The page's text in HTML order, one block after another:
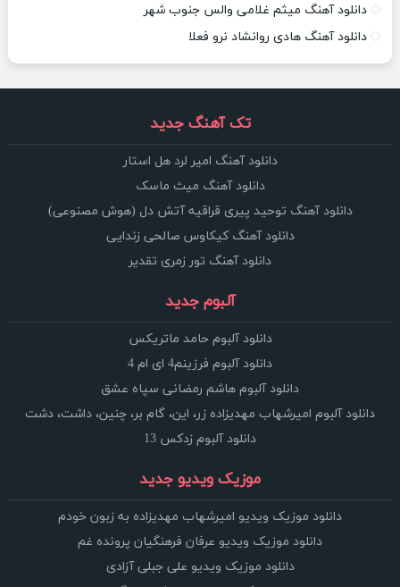
دانلود آهنگ میثم غلامی والس جنوب شهر
دانلود آهنگ هادی روانشاد نرو فعلا
تک آهنگ جدید
دانلود آهنگ امیر لرد هل استار
دانلود آهنگ میث ماسک
دانلود آهنگ توحید پیری قراقیه آتش دل (هوش مصنوعی)
دانلود آهنگ کیکاوس صالحی زندایی
دانلود آهنگ تور زمری تقدیر
آلبوم جدید
دانلود آلبوم حامد ماتریکس
دانلود آلبوم فرزینم4 ای ام 4
دانلود آلبوم هاشم رمضانی سپاه عشق
دانلود آلبوم امیرشهاب مهدیزاده زر، این، گام بر، چنین، داشت، دشت
دانلود آلبوم زدکس 13
موزیک ویدیو جدید
دانلود موزیک ویدیو امیرشهاب مهدیزاده به زبون خودم
دانلود موزیک ویدیو عرفان فرهنگیان پرونده غم
دانلود موزیک ویدیو علی جبلی آزادی